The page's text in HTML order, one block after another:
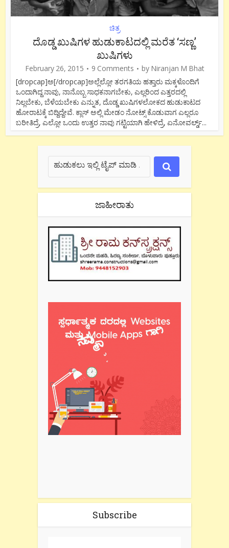
ಚಿತ್ರ
ದೊಡ್ಡ ಖುಷಿಗಳ ಹುಡುಕಾಟದಲ್ಲಿ ಮರೆತ ‘ಸಣ್ಣ’
ಖುಷಿಗಳು
February 26, 2015 9 Comments by Niranjan M Bhat
[dropcap]ಅ[/dropcap]ಅಲ್ಲೆಲ್ಲೋ ತರಗತಿಯ ಹತ್ತಾರು ಮಕ್ಕಳೊಂದಿಗೆ
ಒಂದಾಗಿದ್ದ ನಾವು, ನಾನೊಬ್ಬ ಸಾಧಕನಾಗಬೇಕು, ಎಲ್ಲರಿಂದ ಎತ್ತರದಲ್ಲಿ
ನಿಲ್ಲಬೇಕು, ಬೆಳೆಯಬೇಕು ಎನ್ನುತ, ದೊಡ್ಡ ಖುಷಿಗಳಲೋಕದ ಹುಡುಕಾಟದ
ಹೋರಾಟಕ್ಕೆ ಬಿದ್ದಿದ್ದೇವೆ. ಕ್ಲಾಸ್ ಅಲ್ಲಿ ಮೇಡಂ ನೋಟ್ಸ್ ಕೊಡುವಾಗ ಎಲ್ಲರೂ
ಬರೀತಿದ್ರೆ, ಎಲ್ಲೋ ಒಂದು ಉತ್ತರ ನಾವು ಗಟ್ಟಿಯಾಗಿ ಹೇಳಿದ್ರೆ, ಏನೋವರ್ಲ್ಡ್...
ಜಾಹೀರಾತು
Subscribe